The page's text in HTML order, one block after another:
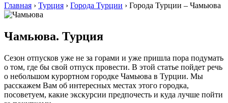
Главная › Турция › Города Турции › Города Турции – Чамьюва
Чамьюва. Турция
Сезон отпусков уже не за горами и уже пришла пора подумать
о том, где бы свой отпуск провести. В этой статье пойдет речь
о небольшом курортном городке Чамьюва в Турции. Мы
расскажем Вам об интересных местах этого городка,
посоветуем, какие экскурсии предпочесть и куда лучше пойти